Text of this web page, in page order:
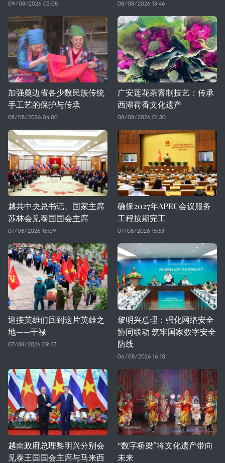
09/08/2026 03:08 08/08/2026 13:46
加强奠边省各少数民族传统
手工艺的保护与传承
08/08/2026 04:00
广安莲花茶窨制技艺：传承
西湖荷香文化遗产
08/08/2026 01:30
越共中央总书记、国家主席
苏林会见泰国国会主席
07/08/2026 16:09
确保2027年APEC会议服务
工程按期完工
07/08/2026 15:53
迎接英雄们回到这片英雄之
地——干禄
07/08/2026 09:37
黎明兴总理：强化网络安全
协同联动 筑牢国家数字安全
防线
06/08/2026 16:10
越南政府总理黎明兴分别会
见泰王国国会主席与马来西
“数字桥梁”将文化遗产带向
未来